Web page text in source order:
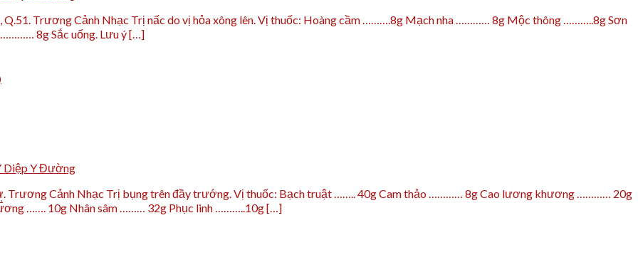
Q.51. Trương Cảnh Nhạc Trị nấc do vị hỏa xông lên. Vị thuốc: Hoàng cầm ……….8g Mạch nha ………… 8g Mộc thông ………..8g Sơn
8g Sắc uống. Lưu ý […]
Diệp Y Đường
Trương Cảnh Nhạc Trị bụng trên đầy trướng. Vị thuốc: Bạch truật …….. 40g Cam thảo ………… 8g Cao lương khương ………… 20g
……. 10g Nhân sâm ……… 32g Phục linh ………..10g […]